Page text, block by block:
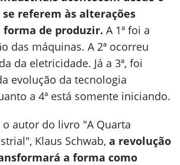
se referem às alterações
de produzir. A 1ª foi a
das máquinas. A 2ª ocorreu
da eletricidade. Já a 3ª, foi
evolução da tecnologia
a 4ª está somente iniciando.
autor do livro "A Quarta
Klaus Schwab, a revolução
a forma como